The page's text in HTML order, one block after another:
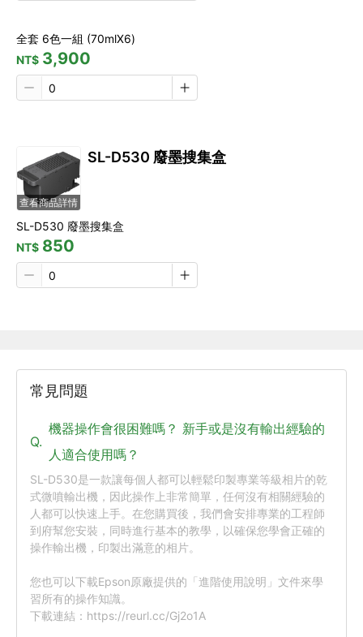
全套 6色一組 (70mlX6)
NT$ 3,900
查看商品詳情
SL-D530 廢墨搜集盒
SL-D530 廢墨搜集盒
NT$ 850
常見問題
Q.
機器操作會很困難嗎？ 新手或是沒有輸出經驗的
人適合使用嗎？
SL-D530是一款讓每個人都可以輕鬆印製專業等級相片的乾
式微噴輸出機，因此操作上非常簡單，任何沒有相關經驗的
人都可以快速上手。在您購買後，我們會安排專業的工程師
到府幫您安裝，同時進行基本的教學，以確保您學會正確的
操作輸出機，印製出滿意的相片。
您也可以下載Epson原廠提供的「進階使用說明」文件來學
習所有的操作知識。
下載連結：https://reurl.cc/Gj2o1A